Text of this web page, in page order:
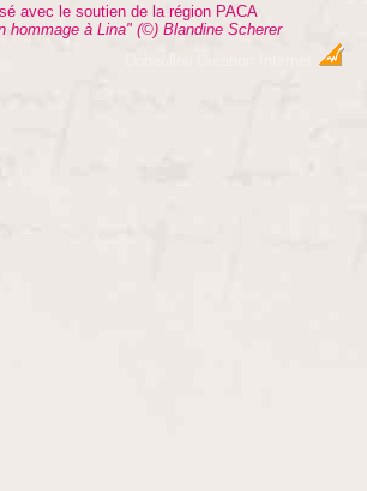
avec le soutien de la région PACA
hommage à Lina" (©) Blandine Scherer